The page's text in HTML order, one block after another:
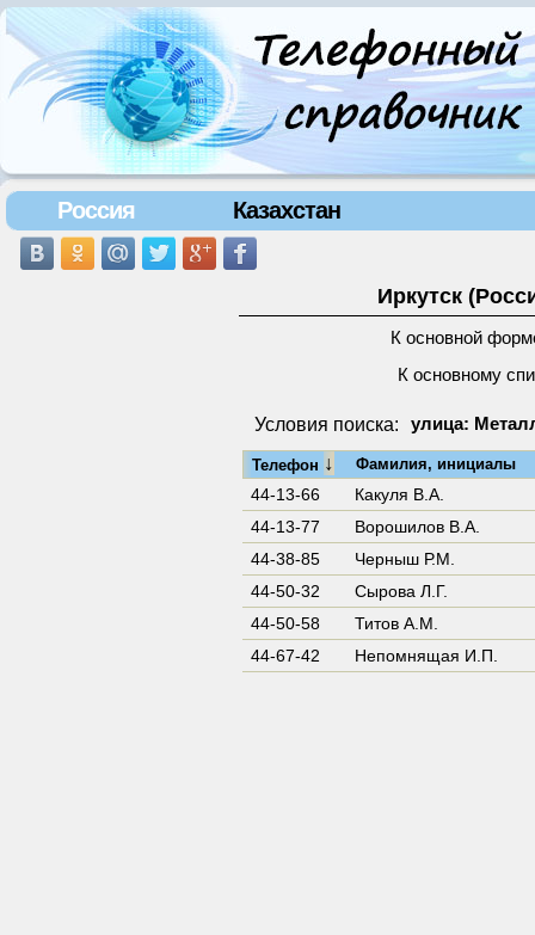
Россия Казахстан
Иркутск
К основной
К основному
Условия поиска: улица:
Телефон ↓ Фамилия, инициалы
44-13-66
Какуля В.А.
44-13-77
Ворошилов В.А.
44-38-85
Черныш Р.М.
44-50-32
Сырова Л.Г.
44-50-58
Титов А.М.
44-67-42
Непомнящая И.П.